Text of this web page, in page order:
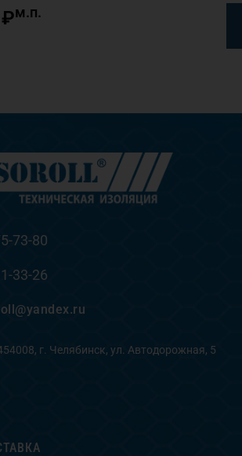
₽м.п.
73-80
33-26
г. Челябинск, ул. Автодорожная, 5